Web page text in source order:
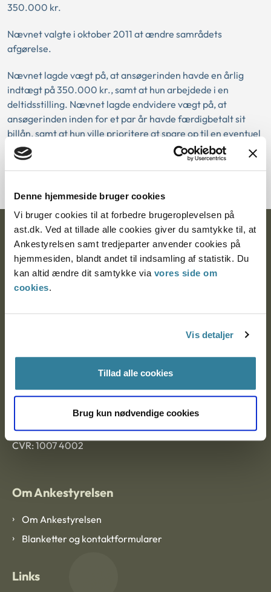
Denne hjemmeside bruger cookies
Vi bruger cookies til at forbedre brugeroplevelsen på
ast.dk. Ved at tillade alle cookies giver du samtykke til, at
Ankestyrelsen samt tredjeparter anvender cookies på
hjemmesiden, blandt andet til indsamling af statistik. Du
kan altid ændre dit samtykke via vores side om
cookies.
Vis detaljer
Tillad alle cookies
Brug kun nødvendige cookies
350.000 kr.
Nævnet valgte i oktober 2011 at ændre samrådets
afgørelse.
Nævnet lagde vægt på, at ansøgerinden havde en årlig
indtægt på 350.000 kr., samt at hun arbejdede i en
deltidsstilling. Nævnet lagde endvidere vægt på, at
ansøgerinden inden for et par år havde færdigbetalt sit
billån, samt at hun ville prioritere at spare op til en eventuel
adoption. Nævnet fandt på den baggrund, at ansøgerinden
havde en økonomi, der gav plads til forsørgelse af en
Ankestyrelsen
Postadresse:
Nytorv 7, 2. sal
EAN: 57 98 000 35 48 21
CVR: 1007 4002
Om Ankestyrelsen
Om Ankestyrelsen
Blanketter og kontaktformularer
Links